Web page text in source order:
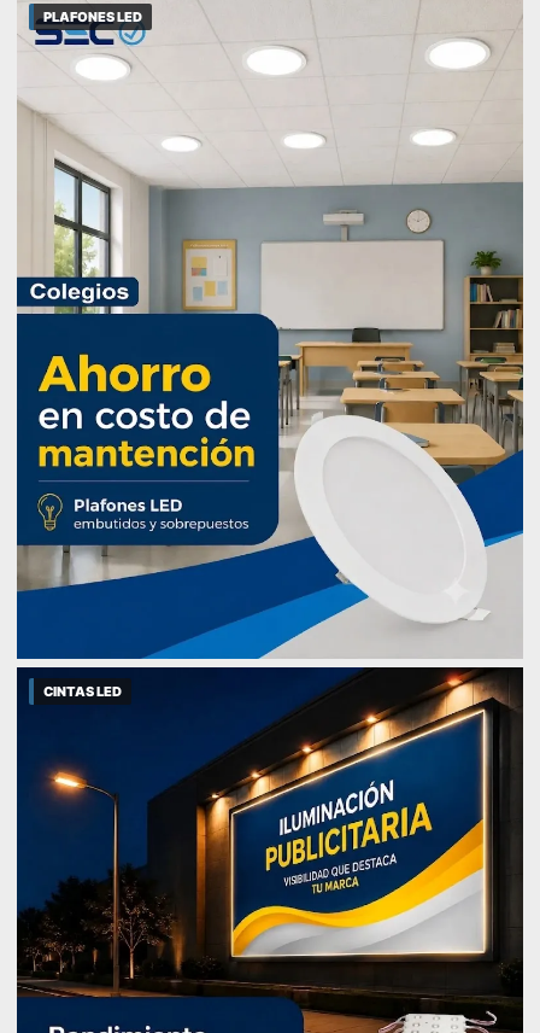
PLAFONES LED
CINTAS LED